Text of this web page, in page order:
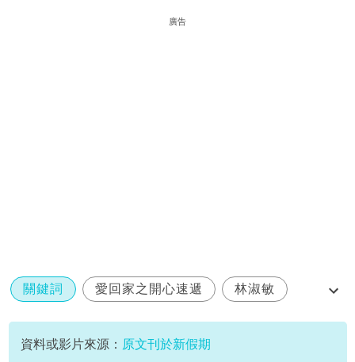
廣告
關鍵詞 愛回家之開心速遞 林淑敏
許家傑
資料或影片來源： 原文刊於新假期